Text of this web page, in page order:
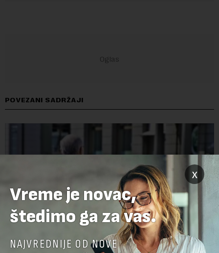
POVEZANI SADRŽAJI
x
Vreme je novac,
štedimo ga za vas.
NAJVREDNIJE OD NOVE